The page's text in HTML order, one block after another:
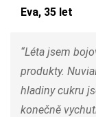
Eva, 35 let
“Léta jsem
produkty.
hladiny cukru
konečně